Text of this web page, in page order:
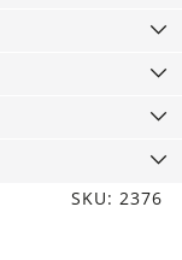
SKU: 2376